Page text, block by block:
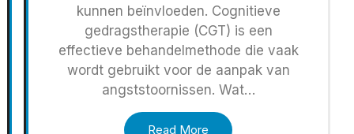
kunnen beïnvloeden. Cognitieve
gedragstherapie (CGT) is een
effectieve behandelmethode die vaak
wordt gebruikt voor de aanpak van
angststoornissen. Wat…
Read More